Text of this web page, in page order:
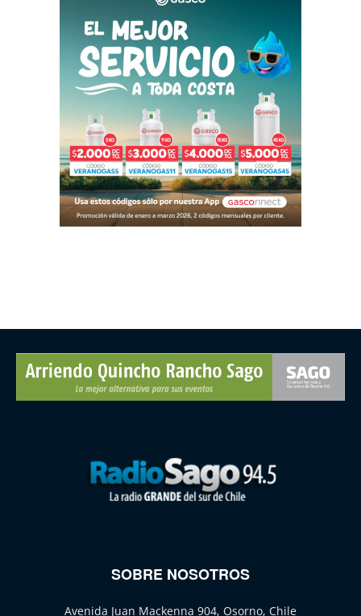
SOBRE NOSOTROS
Avenida Juan Mackenna 904, Osorno, Chile